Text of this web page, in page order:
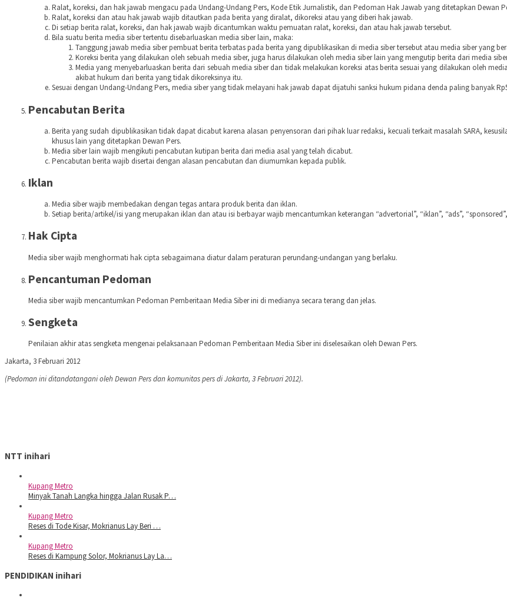
Ralat, koreksi, dan hak jawab mengacu pada Undang-Undang Pers, Kode Etik Jurnalistik, dan Pedoman Hak Jawab yang ditetapkan Dewan
Ralat, koreksi dan atau hak jawab wajib ditautkan pada berita yang diralat, dikoreksi atau yang diberi hak jawab.
Di setiap berita ralat, koreksi, dan hak jawab wajib dicantumkan waktu pemuatan ralat, koreksi, dan atau hak jawab tersebut.
Bila suatu berita media siber tertentu disebarluaskan media siber lain, maka:
Tanggung jawab media siber pembuat berita terbatas pada berita yang dipublikasikan di media siber tersebut atau media siber yang
Koreksi berita yang dilakukan oleh sebuah media siber, juga harus dilakukan oleh media siber lain yang mengutip berita dari media
Media yang menyebarluaskan berita dari sebuah media siber dan tidak melakukan koreksi atas berita sesuai yang dilakukan oleh
akibat hukum dari berita yang tidak dikoreksinya itu.
Sesuai dengan Undang-Undang Pers, media siber yang tidak melayani hak jawab dapat dijatuhi sanksi hukum pidana denda paling banyak
Pencabutan Berita
Berita yang sudah dipublikasikan tidak dapat dicabut karena alasan penyensoran dari pihak luar redaksi, kecuali terkait masalah SARA,
khusus lain yang ditetapkan Dewan Pers.
Media siber lain wajib mengikuti pencabutan kutipan berita dari media asal yang telah dicabut.
Pencabutan berita wajib disertai dengan alasan pencabutan dan diumumkan kepada publik.
Iklan
Media siber wajib membedakan dengan tegas antara produk berita dan iklan.
Setiap berita/artikel/isi yang merupakan iklan dan atau isi berbayar wajib mencantumkan keterangan “advertorial”, “iklan”, “ads”,
Hak Cipta
Media siber wajib menghormati hak cipta sebagaimana diatur dalam peraturan perundang-undangan yang berlaku.
Pencantuman Pedoman
Media siber wajib mencantumkan Pedoman Pemberitaan Media Siber ini di medianya secara terang dan jelas.
Sengketa
Penilaian akhir atas sengketa mengenai pelaksanaan Pedoman Pemberitaan Media Siber ini diselesaikan oleh Dewan Pers.
Jakarta, 3 Februari 2012
(Pedoman ini ditandatangani oleh Dewan Pers dan komunitas pers di Jakarta, 3 Februari 2012).
NTT inihari
Kupang Metro
Minyak Tanah Langka hingga Jalan Rusak P…
Kupang Metro
Reses di Tode Kisar, Mokrianus Lay Beri …
Kupang Metro
Reses di Kampung Solor, Mokrianus Lay La…
PENDIDIKAN inihari